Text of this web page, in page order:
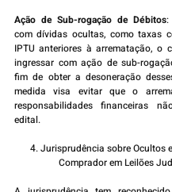
Ação de Sub-rogação de Débitos:
com dívidas ocultas, como taxas
IPTU anteriores à arrematação, o
ingressar com ação de sub-
fim de obter a desoneração
medida visa evitar que o
responsabilidades financeiras
edital.
4. Jurisprudência sobre Ocultos
Comprador em Leilões